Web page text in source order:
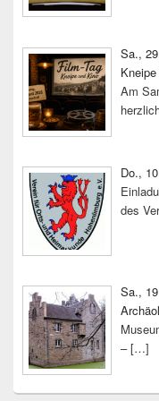
Sa.,
Am
Do.,
des
Sa.,
–[…]